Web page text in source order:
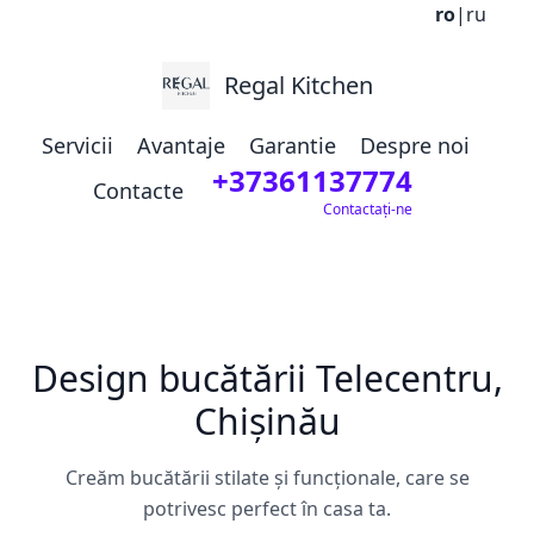
ro| ru
Regal Kitchen
Servicii Avantaje Garantie
Despre noi
Contacte
+37361137774
Contactați-ne
Design bucătării Telecentru,
Chișinău
Creăm bucătării stilate și funcționale, care se
potrivesc perfect în casa ta.